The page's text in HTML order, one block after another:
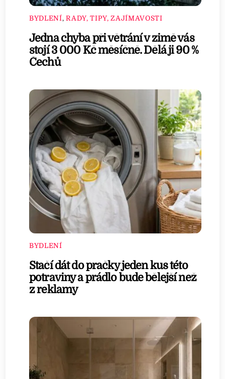
BYDLENÍ,RADY, TIPY, ZAJÍMAVOSTI
Jedna chyba při větrání v zimě vás
stojí 3 000 Kč měsíčně. Dělá ji 90 %
Čechů
BYDLENÍ
Stačí dát do pračky jeden kus této
potraviny a prádlo bude bělejší než
z reklamy